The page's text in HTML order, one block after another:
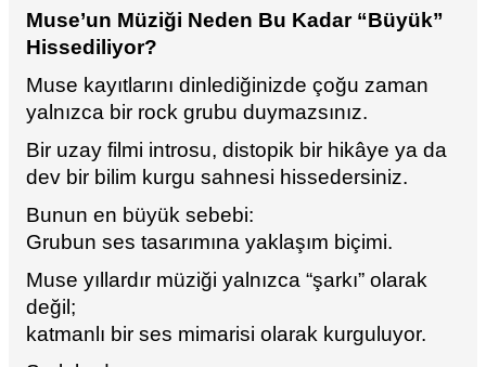
Muse’un Müziği Neden Bu Kadar “Büyük”
Hissediliyor?
Muse kayıtlarını dinlediğinizde çoğu zaman
yalnızca bir rock grubu duymazsınız.
Bir uzay filmi introsu, distopik bir hikâye ya da
dev bir bilim kurgu sahnesi hissedersiniz.
Bunun en büyük sebebi:
Grubun ses tasarımına yaklaşım biçimi.
Muse yıllardır müziği yalnızca “şarkı” olarak
değil;
katmanlı bir ses mimarisi olarak kurguluyor.